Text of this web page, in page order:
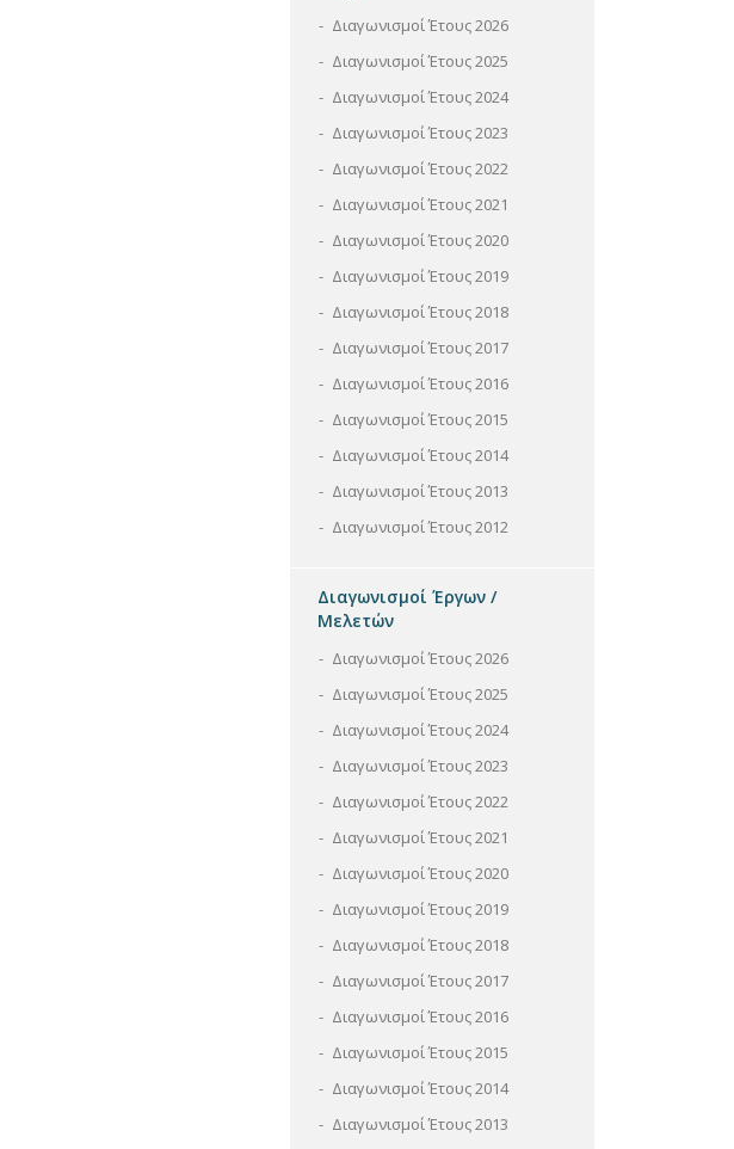
Διαγωνισμοί Έτους 2026
Διαγωνισμοί Έτους 2025
Διαγωνισμοί Έτους 2024
Διαγωνισμοί Έτους 2023
Διαγωνισμοί Έτους 2022
Διαγωνισμοί Έτους 2021
Διαγωνισμοί Έτους 2020
Διαγωνισμοί Έτους 2019
Διαγωνισμοί Έτους 2018
Διαγωνισμοί Έτους 2017
Διαγωνισμοί Έτους 2016
Διαγωνισμοί Έτους 2015
Διαγωνισμοί Έτους 2014
Διαγωνισμοί Έτους 2013
Διαγωνισμοί Έτους 2012
Διαγωνισμοί Έργων /
Μελετών
Διαγωνισμοί Έτους 2026
Διαγωνισμοί Έτους 2025
Διαγωνισμοί Έτους 2024
Διαγωνισμοί Έτους 2023
Διαγωνισμοί Έτους 2022
Διαγωνισμοί Έτους 2021
Διαγωνισμοί Έτους 2020
Διαγωνισμοί Έτους 2019
Διαγωνισμοί Έτους 2018
Διαγωνισμοί Έτους 2017
Διαγωνισμοί Έτους 2016
Διαγωνισμοί Έτους 2015
Διαγωνισμοί Έτους 2014
Διαγωνισμοί Έτους 2013